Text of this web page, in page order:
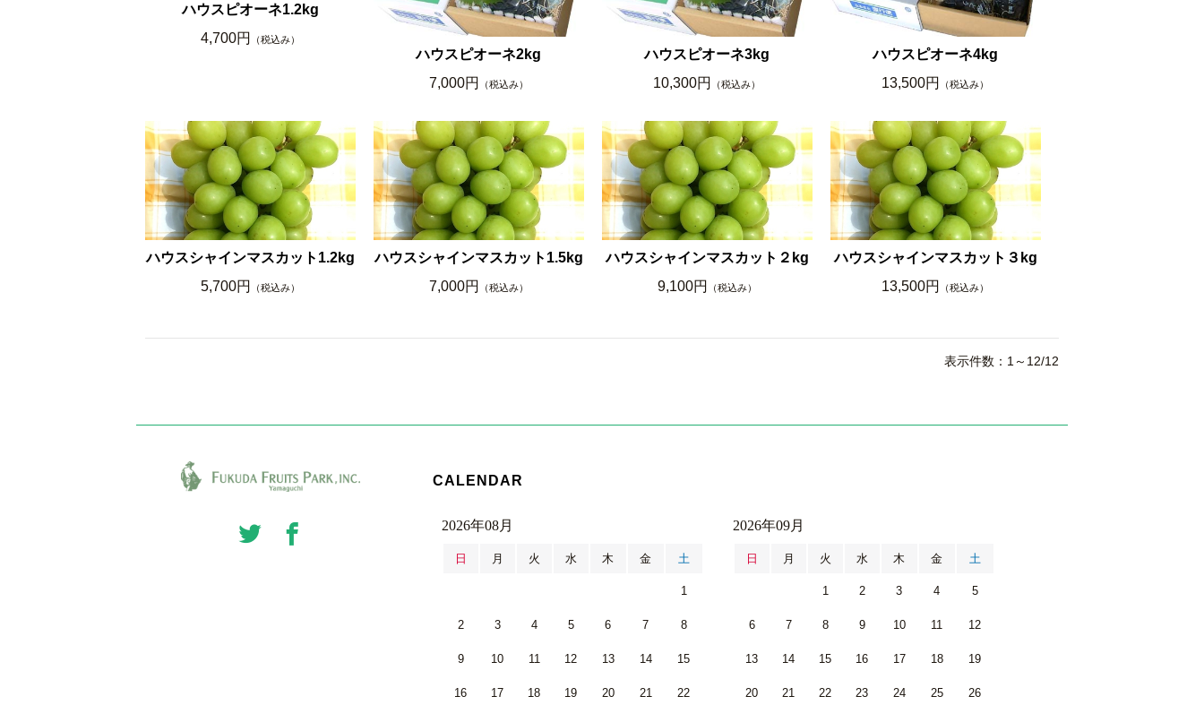
ハウスピオーネ1.2kg
4,700円
（税込み）
ハウスピオーネ2kg
7,000円
（税込み）
ハウスピオーネ3kg
10,300円
（税込み）
ハウスピオーネ4kg
13,500円
（税込み）
ハウスシャインマスカット1.2kg
5,700円
（税込み）
ハウスシャインマスカット1.5kg
7,000円
（税込み）
ハウスシャインマスカット２kg
9,100円
（税込み）
ハウスシャインマスカット３kg
13,500円
（税込み）
表示件数：1～12/12
CALENDAR
2026年08月
日 月 火 水 木 金 土
1
2 3 4 5 6 7 8
9 10 11 12 13 14 15
16 17 18 19 20 21 22
2026年09月
日 月 火 水 木 金 土
1 2 3 4 5
6 7 8 9 10 11 12
13 14 15 16 17 18 19
20 21 22 23 24 25 26